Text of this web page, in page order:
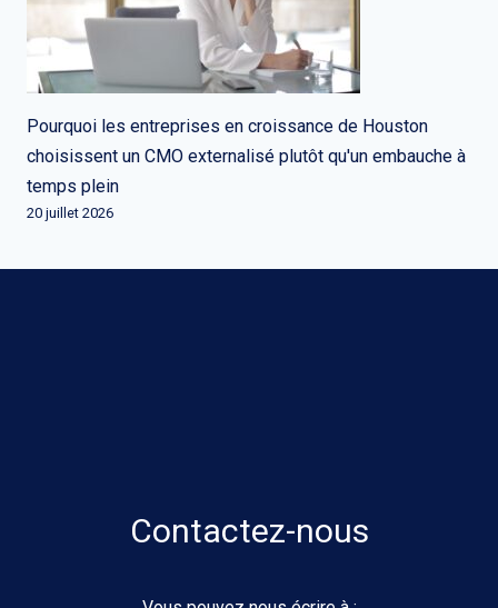
Pourquoi les entreprises en croissance de Houston
choisissent un CMO externalisé plutôt qu'un embauche à
temps plein
20 juillet 2026
Contactez-nous